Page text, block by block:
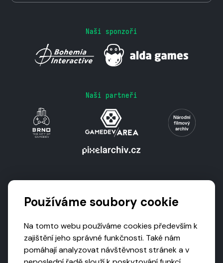
Naši sponzoři
Naši partneři
Používáme soubory cookie
Na tomto webu používáme cookies především k
zajištění jeho správné funkčnosti. Také nám
pomáhají analyzovat návštěvnost stránek a v